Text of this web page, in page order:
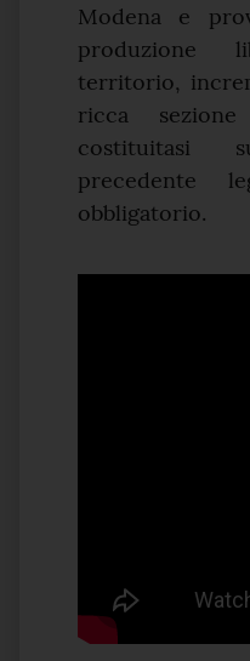
Modena e
produzione
territorio,
ricca
costituitasi
precedente
obbligatorio.